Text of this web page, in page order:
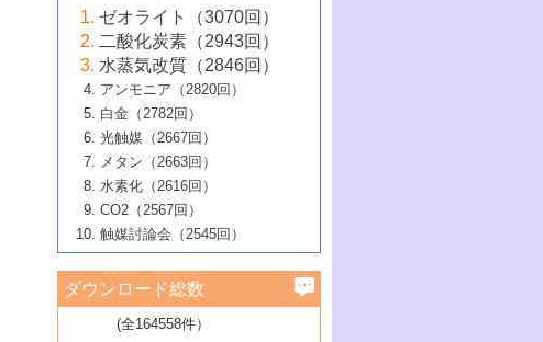
大学：オンライン・対面開催）
6号 メタン転換技術の最新動向
B号 第125回触媒討論会（2020年・工学
院大学）
5号 固体触媒による含窒素有機化合物変
換の最前線
6号 貴金属使用量低減に向けた自動車排
ガス浄化触媒の開発
B号 第123回触媒討論会（2019年・大阪
B号 第121回触媒討論会（2018年・東京
大学）
5号 水素のふるまいを解き明かす最先端
研究
6号 低級アルカンの有効利用のための触
媒技術
B号 第119回触媒討論会（2017年・首都
大学東京）
媒技術
3号 触媒研究の最先端～とびたて若き研究
者たち～（1）
4号 触媒研究の最先端～とびたて若き研究
者たち～（2）
5号 触媒研究の最先端～とびたて若き研究
者たち～（3）
6号 イオニクス材料と燃料電池・電解合成
の最新の研究動向
B号 第117回触媒討論会（2016年・大阪府
立大学）
2号 石油精製用触媒の最近の進展
3号 固体酸化物形燃料電池（SOFC）におけ
るアノード触媒上での燃料直接改質技術
4号 コアシェル構造の制御による触媒機能
5号 工業触媒およびその周辺技術の最近の
進歩
6号 ナノシート
B号 第115回触媒討論会（2015年・成蹊大
2号 光触媒反応機構に関する最新の研究動
向
開発動向
4号 人工光合成に向けた近年のアプローチ
5号 未利用熱エネルギーの有効活用に貢献
する触媒技術
6号 ポリオキソメタレート
B号 第113回触媒討論会（2014年・ロワジ
ールホテル豊橋）
1号 高耐久性燃料電池システム用触媒にお
ける新展開
2号 リビングラジカル重合の最近の動向
3号 天然ガスの化学工業的展開に関する触
媒技術
4号 貴金属触媒の精密構造制御とその活用
5号 バイオマス化成品製造のための固体触
6号 ナノ空間─吸着状態解析から新機能開拓
B号 第111回触媒討論会（2013年・関西大
▼54巻（2012年）
1号 規則性多孔体の利用技術における最近
の進歩
2号 第109回触媒討論会
3号 貴金属低減技術の最新動向
4号 貴金属代替技術の最新動向
5号 光触媒による物質変換反応の新展開
6号 グラフェン
7号 水素を利用する化成品合成の新潮流
▼53巻（2011年）
1号 金属学から見る合金触媒の新展開
2号 第107回触媒討論会
3号 触媒のその場観察法の進歩（１）
4号 触媒のその場観察法の進歩（２）
5号 不活性結合の触媒的活性化による有機
合成
6号 新しい固体酸触媒技術
7号 ゼオライト合成における最近の進歩
▼52巻（2010年）
1号 触媒の劣化対策と長寿命触媒開発
2号 第105回触媒討論会
3号 ナノ構造が拓く新機能
4号 活性サイトおよびその環境の精密な設
計による触媒の高機能化
5号 触媒を有効に使うための技術
7号 有機分子触媒による精密有機合成
1号 炭素材料－熱い注目を集める材料－
2号 第103回触媒討論会
3号 環境浄化用光触媒の現状と課題
4号 水素社会の実現に向けた水素製造・貯
蔵技術の進歩
5号 CO2が関わる触媒・材料
▼50巻（2008年）
1号 触媒化学と学会のこの10年，半世紀，
そして未来
2号 第101回触媒討論会
4号 錯体を利用したユニークな表面構造の
構築と機能
▼49巻（2007年）
1号 含フッ素化合物の合成と触媒
2号 第99回触媒討論会
3号 実用的ファインケミカル合成プロセス
を実現する触媒
▼48巻（2006年）
1号 固体酸触媒の最近の進歩
2号 第97回触媒討論会
3号 リビング重合触媒の最近の展開
1号 最近の触媒担体とその効果
2号 第95回触媒討論会
▼46巻（2004年）
1号 部分酸化反応触媒の最前線
▼45巻（2003年）
ゼオライト（3070回）
二酸化炭素（2943回）
水蒸気改質（2846回）
アンモニア（2820回）
白金（2782回）
光触媒（2667回）
メタン（2663回）
水素化（2616回）
CO2（2567回）
触媒討論会（2545回）
ダウンロード総数
(全164558件）